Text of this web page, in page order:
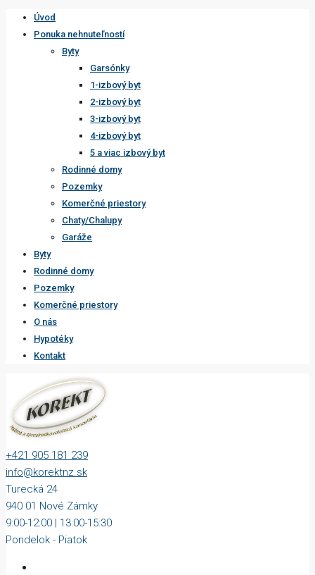
Úvod
Ponuka nehnuteľností
Byty
Garsónky
1-izbový byt
2-izbový byt
3-izbový byt
4-izbový byt
5 a viac izbový byt
Rodinné domy
Pozemky
Komerčné priestory
Chaty/Chalupy
Garáže
Byty
Rodinné domy
Pozemky
Komerčné priestory
O nás
Hypotéky
Kontakt
+421 905 181 239
info@korektnz.sk
Turecká 24
940 01 Nové Zámky
9:00-12:00 | 13:00-15:30
Pondelok - Piatok